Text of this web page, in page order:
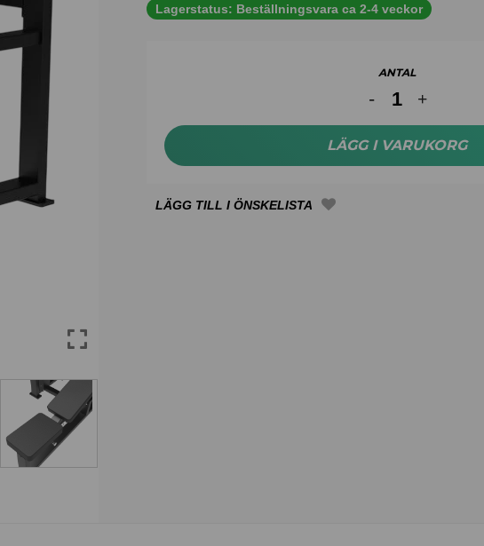
Lagerstatus: Beställningsvara ca 2-4 veckor
ANTAL
LÄGG I VARUKORG